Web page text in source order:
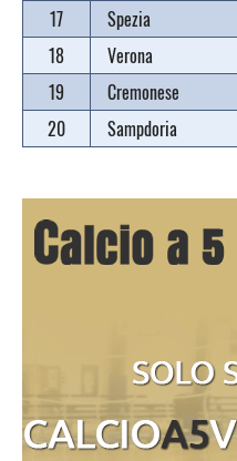
17
Spezia
18
Verona
19
Cremonese
20
Sampdoria